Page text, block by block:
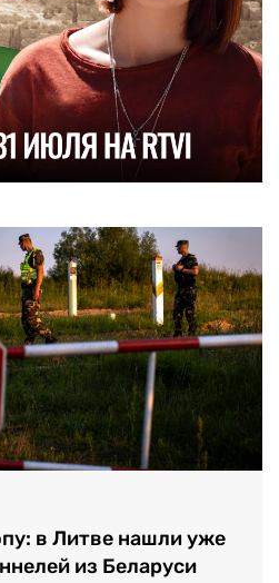
в Литве нашли уже
из Беларуси